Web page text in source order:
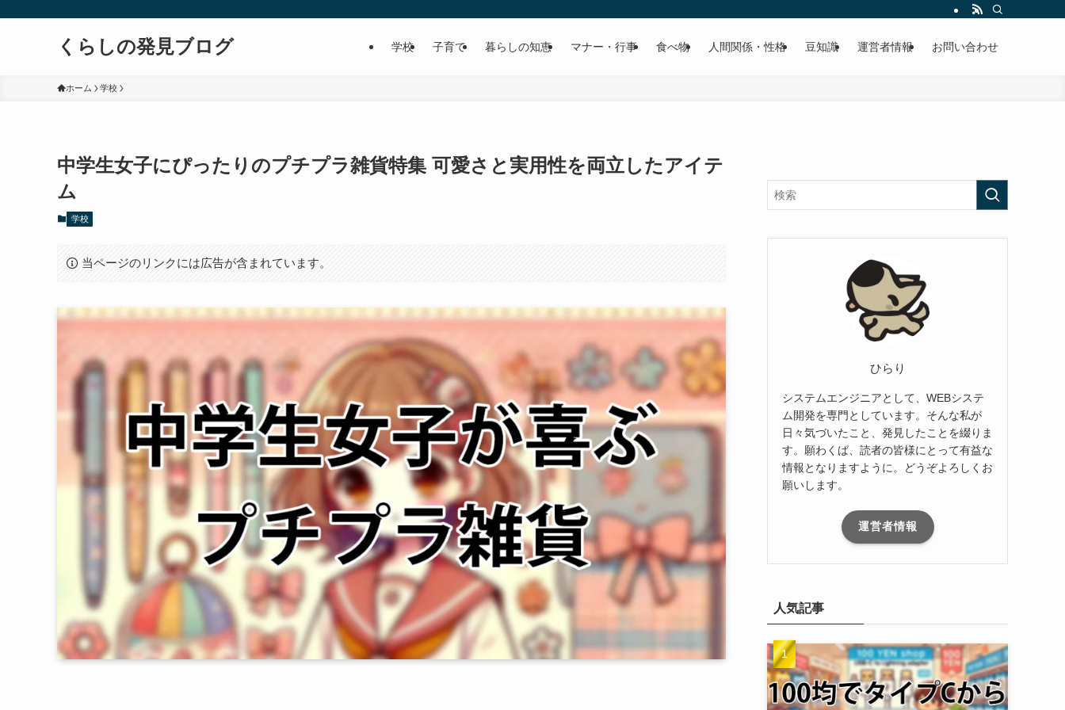
くらしの発見ブログ 学校 子育て 暮らしの知恵 マナー・行事 食べ物 人間関係・性格 豆知識 運営者情報 お問い合わせ
ホーム 学校
中学生女子にぴったりのプチプラ雑貨特集 可愛さと実用性を両立したアイテ
ム
学校
当ページのリンクには広告が含まれています。
ひらり
システムエンジニアとして、WEBシステ
ム開発を専門としています。そんな私が
日々気づいたこと、発見したことを綴りま
す。願わくば、読者の皆様にとって有益な
情報となりますように。どうぞよろしくお
願いします。
運営者情報
人気記事